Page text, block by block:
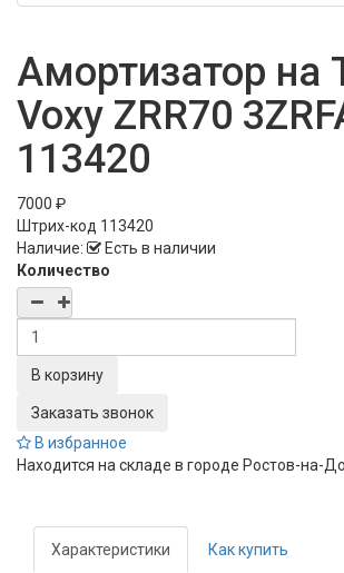
Амортизатор на
Voxy ZRR70
113420
7000 ₽
Штрих-код 113420
Наличие:
Есть в наличии
Количество
Заказать звонок
В избранное
Находится на складе в городе Ростов-на-
Характеристики Как купить